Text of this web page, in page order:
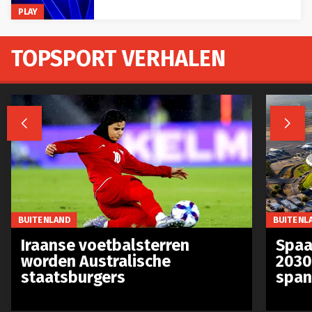
PLAY
TOPSPORT VERHALEN
 
BUITENLAND
Iraanse voetbalsterren
worden Australische
staatsburgers